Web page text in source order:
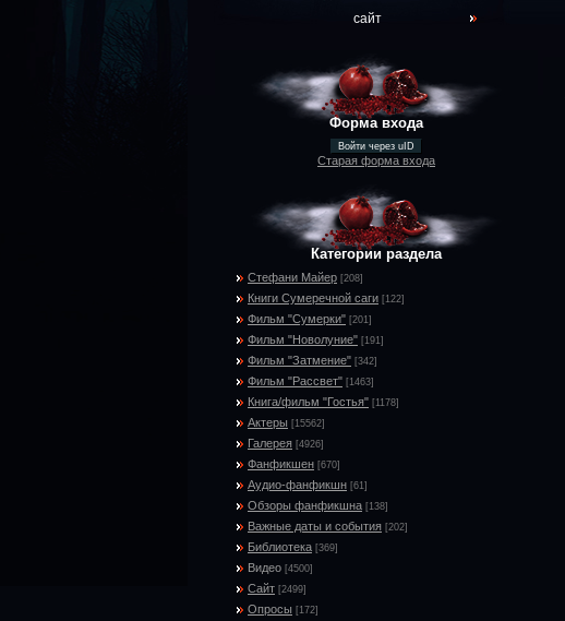
сайт
Форма входа
Войти через uID
Старая форма входа
Категории раздела
Стефани Майер [208]
Книги Сумеречной саги [122]
Фильм "Сумерки" [201]
Фильм "Новолуние" [191]
Фильм "Затмение" [342]
Фильм "Рассвет" [1463]
Книга/фильм "Гостья" [1178]
Актеры [15562]
Галерея [4926]
Фанфикшен [670]
Аудио-фанфикшн [61]
Обзоры фанфикшна [138]
Важные даты и события [202]
Библиотека [369]
Видео [4500]
Сайт [2499]
Опросы [172]